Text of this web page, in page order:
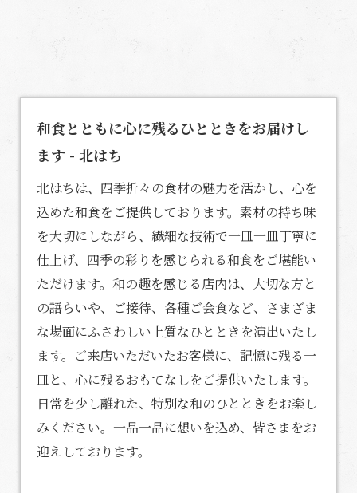
和食とともに心に残るひとときをお届けし
ます - 北はち
北はちは、四季折々の食材の魅力を活かし、心を
込めた和食をご提供しております。素材の持ち味
を大切にしながら、繊細な技術で一皿一皿丁寧に
仕上げ、四季の彩りを感じられる和食をご堪能い
ただけます。和の趣を感じる店内は、大切な方と
の語らいや、ご接待、各種ご会食など、さまざま
な場面にふさわしい上質なひとときを演出いたし
ます。ご来店いただいたお客様に、記憶に残る一
皿と、心に残るおもてなしをご提供いたします。
日常を少し離れた、特別な和のひとときをお楽し
みください。一品一品に想いを込め、皆さまをお
迎えしております。